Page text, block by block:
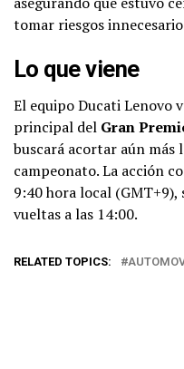
tomar riesgos
Lo que viene
El equipo Ducati Lenovo
principal del Gran
buscará acortar aún más
campeonato. La acción
9:40 hora local (GMT+9),
vueltas a las 14:00.
RELATED TOPICS: